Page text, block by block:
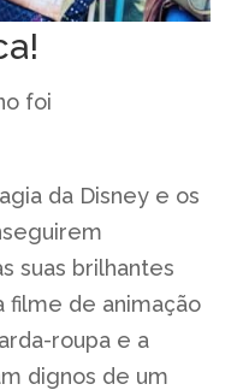
foi
da Disney e os
suas brilhantes
filme de animação
roupa e a
dignos de um